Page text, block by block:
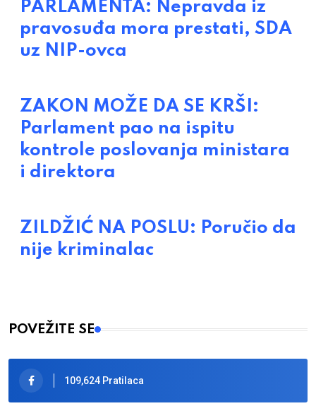
PARLAMENTA: Nepravda iz
pravosuđa mora prestati, SDA
uz NIP-ovca
ZAKON MOŽE DA SE KRŠI:
Parlament pao na ispitu
kontrole poslovanja ministara
i direktora
ZILDŽIĆ NA POSLU: Poručio da
nije kriminalac
POVEŽITE SE
109,624 Pratilaca